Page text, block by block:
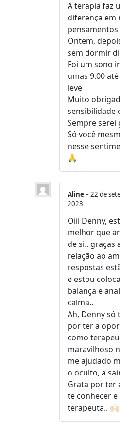
A terapia faz
diferença em
pensamentos
Ontem,
sem dormir
Foi um sono
umas 9:00
leve
Muito
sensibilidade
Sempre serei
Só você
nesse
🙏
Aline– 22 de
2023
Oiii Denny,
melhor que
de si.. graças
relação ao
respostas
e estou
balança e
calma..
Ah, Denny só
por ter a
como
maravilhoso
me ajudado
o oculto, a
Grata por ter
te conhecer
terapeuta.. 🙌🏻